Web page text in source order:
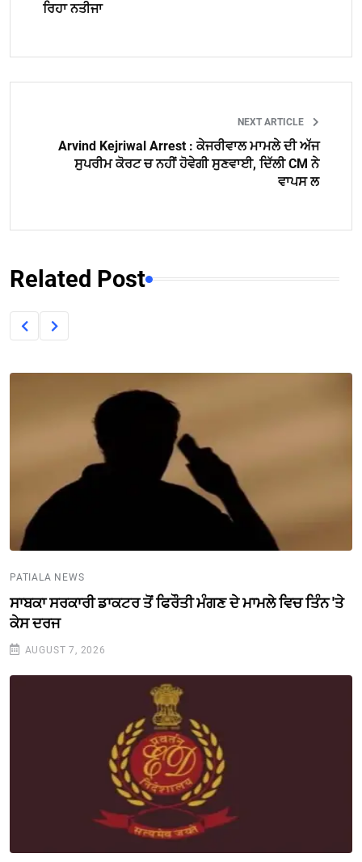
ਰਿਹਾ ਨਤੀਜਾ
NEXT ARTICLE
Arvind Kejriwal Arrest : ਕੇਜਰੀਵਾਲ ਮਾਮਲੇ ਦੀ ਅੱਜ
ਸੁਪਰੀਮ ਕੋਰਟ ਚ ਨਹੀਂ ਹੋਵੇਗੀ ਸੁਣਵਾਈ, ਦਿੱਲੀ CM ਨੇ
ਵਾਪਸ ਲ
Related Post
PATIALA NEWS
ਸਾਬਕਾ ਸਰਕਾਰੀ ਡਾਕਟਰ ਤੋਂ ਫਿਰੌਤੀ ਮੰਗਣ ਦੇ ਮਾਮਲੇ ਵਿਚ ਤਿੰਨ 'ਤੇ
ਕੇਸ ਦਰਜ
AUGUST 7, 2026